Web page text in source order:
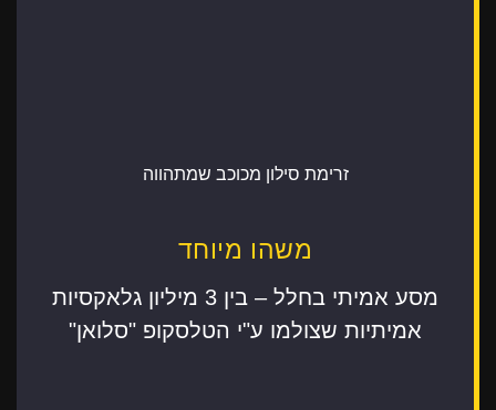
זרימת סילון מכוכב שמתהווה
משהו מיוחד
מסע אמיתי בחלל – בין 3 מיליון גלאקסיות
אמיתיות שצולמו ע"י הטלסקופ "סלואן"